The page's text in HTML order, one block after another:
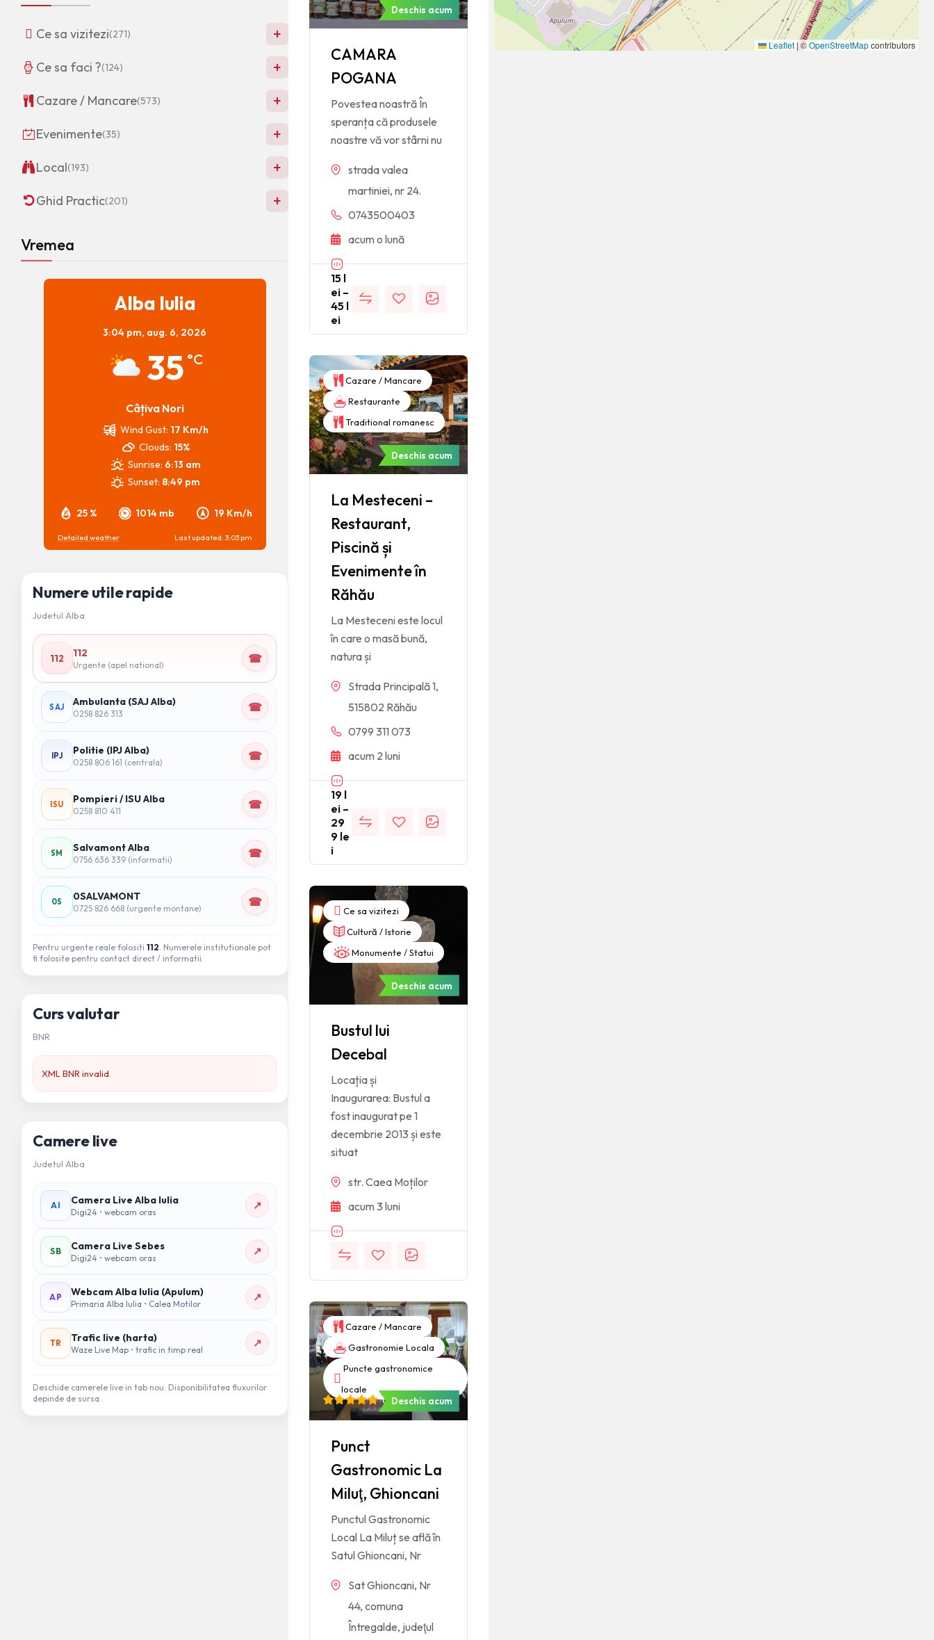
Ce sa vizitezi(271) +
Ce sa faci ?(124) +
Cazare / Mancare(573) +
Evenimente(35) +
Local(193) +
Ghid Practic(201) +
Vremea
Alba Iulia
3:04 pm, aug. 6, 2026
35 °C
Câțiva Nori
25 % 1014 mb 19 Km/h
Wind Gust: 17 Km/h
Clouds: 15%
Sunrise: 6:13 am
Sunset: 8:49 pm
Detailed weather Last updated: 3:03 pm
Numere utile rapide
Judetul Alba
112 112
Urgente (apel national) ☎
SAJ Ambulanta (SAJ Alba)
0258 826 313 ☎
IPJ Politie (IPJ Alba)
0258 806 161 (centrala) ☎
ISU Pompieri / ISU Alba
0258 810 411 ☎
SM Salvamont Alba
0756 636 339 (informatii) ☎
0S 0SALVAMONT
0725 826 668 (urgente montane) ☎
Pentru urgente reale folositi 112. Numerele institutionale pot
fi folosite pentru contact direct / informatii.
Curs valutar
BNR
XML BNR invalid.
Camere live
Judetul Alba
AI Camera Live Alba Iulia
Digi24 • webcam oras ↗
SB Camera Live Sebes
Digi24 • webcam oras ↗
AP Webcam Alba Iulia (Apulum)
Primaria Alba Iulia • Calea Motilor ↗
TR Trafic live (harta)
Waze Live Map • trafic in timp real ↗
Deschide camerele live in tab nou. Disponibilitatea fluxurilor
depinde de sursa.
Deschis acum
CAMARA
POGANA
Povestea noastră În
speranța că produsele
noastre vă vor stârni nu
strada valea
martiniei, nr 24.
0743500403
acum o lună
15 l
ei –
45 l
ei
Cazare / Mancare
Restaurante
Traditional romanesc
Deschis acum
La Mesteceni –
Restaurant,
Piscină și
Evenimente în
Răhău
La Mesteceni este locul
în care o masă bună,
natura și
Strada Principală 1,
515802 Răhău
0799 311 073
acum 2 luni
19 l
ei –
29
9 le
i
Ce sa vizitezi
Cultură / Istorie
Monumente / Statui
Deschis acum
Bustul lui
Decebal
Locația și
Inaugurarea: Bustul a
fost inaugurat pe 1
decembrie 2013 și este
situat
str. Caea Moților
acum 3 luni
Cazare / Mancare
Gastronomie Locala
Puncte gastronomice
locale
Deschis acum
Rated
5
based on
customer
( )
Punct
Gastronomic La
Miluţ, Ghioncani
Punctul Gastronomic
Local La Miluț se află în
Satul Ghioncani, Nr
Sat Ghioncani, Nr
44, comuna
Întregalde, judeţul
Leaflet |©OpenStreetMapcontributors